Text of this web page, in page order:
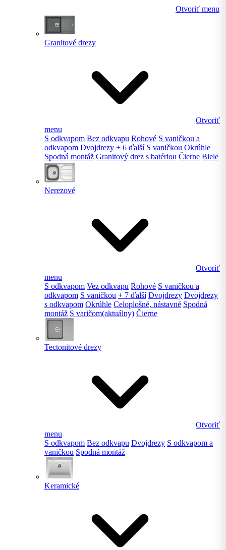
Otvoriť menu
Granitové drezy
Otvoriť
menu
S odkvapom Bez odkvapu Rohové S vaničkou a
odkvapom Dvojdrezy + 6 ďalší S vaničkou Okrúhle
Spodná montáž Granitový drez s batériou Čierne Biele
Nerezové
Otvoriť
menu
S odkvapom Vez odkvapu Rohové S vaničkou a
odkvapom S vaničkou + 7 ďalší Dvojdrezy Dvojdrezy
s odkvapom Okrúhle Celoplošné, nástavné Spodná
montáž S varičom(aktuálny) Čierne
Tectonitové drezy
Otvoriť
menu
S odkvapom Bez odkvapu Dvojdrezy S odkvapom a
vaničkou Spodná montáž
Keramické